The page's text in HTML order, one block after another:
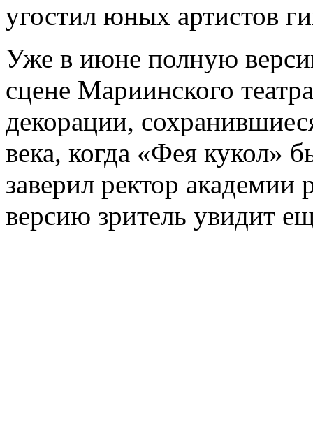
угостил юных артистов
Уже в июне полную
сцене Мариинского
декорации,
века, когда «Фея кукол»
заверил ректор академии
версию зритель увидит